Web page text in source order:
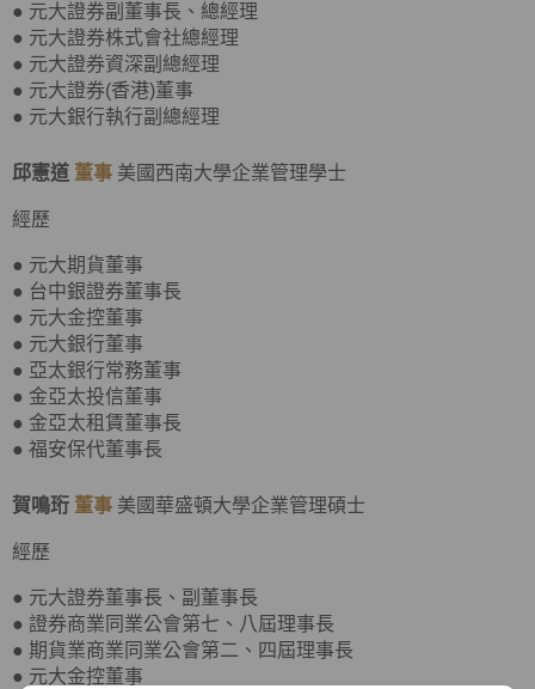
● 元大證券副董事長、總經理
● 元大證券株式會社總經理
● 元大證券資深副總經理
● 元大證券(香港)董事
● 元大銀行執行副總經理
邱憲道 董事 美國西南大學企業管理學士
經歷
● 元大期貨董事
● 台中銀證券董事長
● 元大金控董事
● 元大銀行董事
● 亞太銀行常務董事
● 金亞太投信董事
● 金亞太租賃董事長
● 福安保代董事長
賀鳴珩 董事 美國華盛頓大學企業管理碩士
經歷
● 元大證券董事長、副董事長
● 證券商業同業公會第七、八屆理事長
● 期貨業商業同業公會第二、四屆理事長
● 元大金控董事